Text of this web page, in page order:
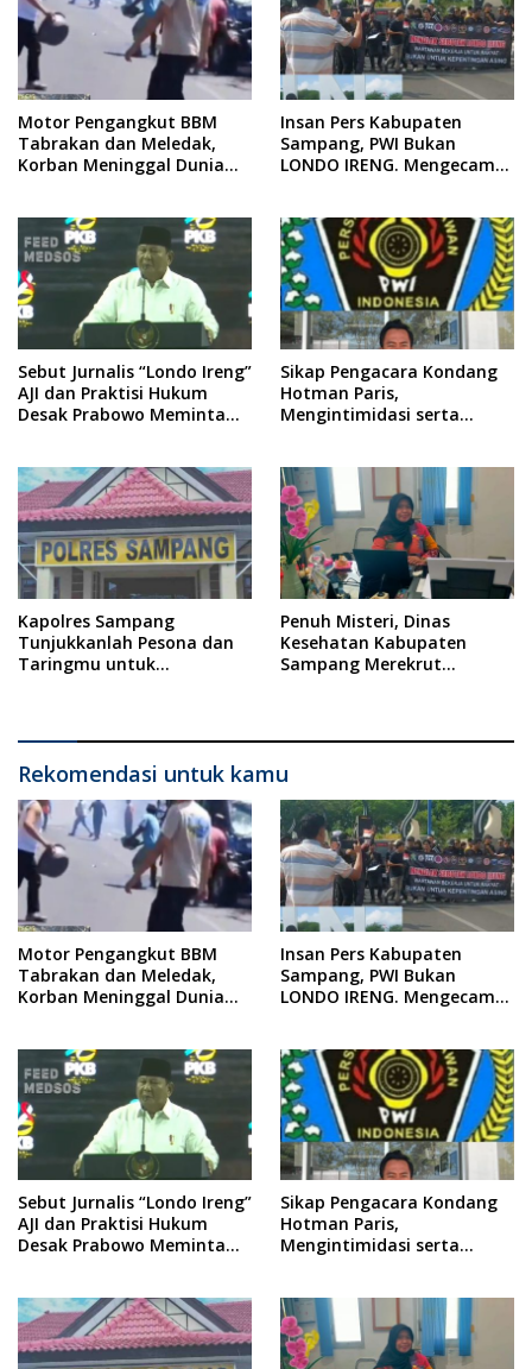
Motor Pengangkut BBM
Tabrakan dan Meledak,
Korban Meninggal Dunia
Insan Pers Kabupaten
Sampang, PWI Bukan
LONDO IRENG. Mengecam
Republik Indonesia
Sebut Jurnalis “Londo Ireng”
AJI dan Praktisi Hukum
Desak Prabowo Meminta
Sikap Pengacara Kondang
Hotman Paris,
Mengintimidasi serta
Sampang Angkat Bicara
Kapolres Sampang
Tunjukkanlah Pesona dan
Taringmu untuk
Penuh Misteri, Dinas
Kesehatan Kabupaten
Sampang Merekrut
Rekomendasi untuk kamu
Motor Pengangkut BBM
Tabrakan dan Meledak,
Korban Meninggal Dunia
Insan Pers Kabupaten
Sampang, PWI Bukan
LONDO IRENG. Mengecam
Republik Indonesia
Sebut Jurnalis “Londo Ireng”
AJI dan Praktisi Hukum
Desak Prabowo Meminta
Sikap Pengacara Kondang
Hotman Paris,
Mengintimidasi serta
Sampang Angkat Bicara